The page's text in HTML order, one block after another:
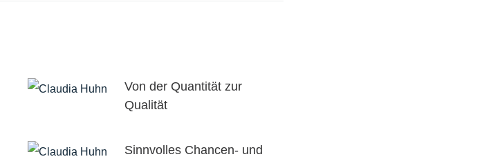
Von der Quantität zur
Qualität
Sinnvolles Chancen- und